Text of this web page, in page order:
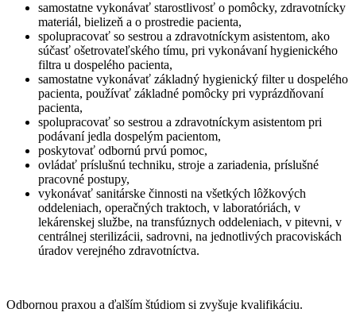
samostatne vykonávať starostlivosť o pomôcky, zdravotnícky
materiál, bielizeň a o prostredie pacienta,
spolupracovať so sestrou a zdravotníckym asistentom, ako
súčasť ošetrovateľského tímu, pri vykonávaní hygienického
filtra u dospelého pacienta,
samostatne vykonávať základný hygienický filter u dospelého
pacienta, používať základné pomôcky pri vyprázdňovaní
pacienta,
spolupracovať so sestrou a zdravotníckym asistentom pri
podávaní jedla dospelým pacientom,
poskytovať odbornú prvú pomoc,
ovládať príslušnú techniku, stroje a zariadenia, príslušné
pracovné postupy,
vykonávať sanitárske činnosti na všetkých lôžkových
oddeleniach, operačných traktoch, v laboratóriách, v
lekárenskej službe, na transfúznych oddeleniach, v pitevni, v
centrálnej sterilizácii, sadrovni, na jednotlivých pracoviskách
úradov verejného zdravotníctva.
Odbornou praxou a ďalším štúdiom si zvyšuje kvalifikáciu.